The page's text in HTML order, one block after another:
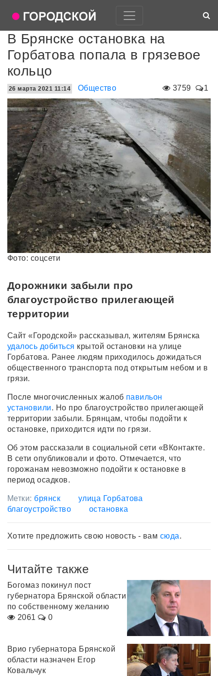
В Брянске остановка на
Горбатова попала в грязевое
кольцо
3759 1
26 марта 2021 11:14 Общество
Фото: соцсети
Дорожники забыли про
благоустройство прилегающей
территории
Сайт «Городской» рассказывал, жителям Брянска
удалось добиться крытой остановки на улице
Горбатова. Ранее людям приходилось дожидаться
общественного транспорта под открытым небом и в
грязи.
После многочисленных жалоб павильон
установили. Но про благоустройство прилегающей
территории забыли. Брянцам, чтобы подойти к
остановке, приходится идти по грязи.
Об этом рассказали в социальной сети «ВКонтакте.
В сети опубликовали и фото. Отмечается, что
горожанам невозможно подойти к остановке в
период осадков.
Метки: брянск
улица Горбатова
благоустройство
остановка
Хотите предложить свою новость - вам сюда.
Читайте также
Богомаз покинул пост
губернатора Брянской области
по собственному желанию
2061
0
Врио губернатора Брянской
области назначен Егор
Ковальчук